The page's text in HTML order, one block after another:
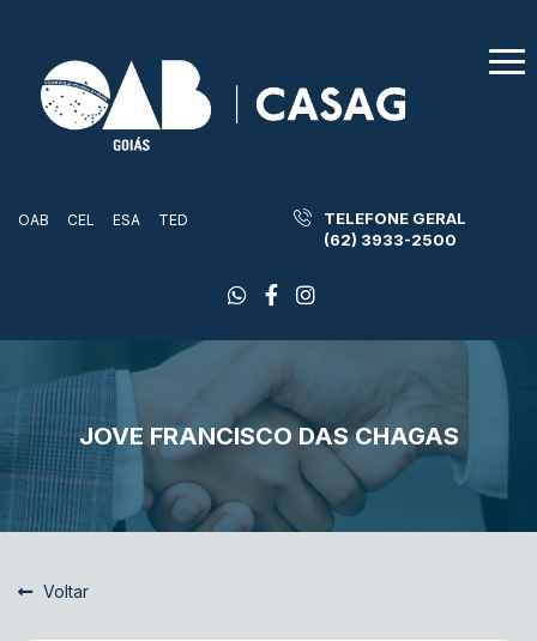
OAB CEL ESA TED
TELEFONE GERAL
(62) 3933-2500
JOVE FRANCISCO DAS CHAGAS
Voltar